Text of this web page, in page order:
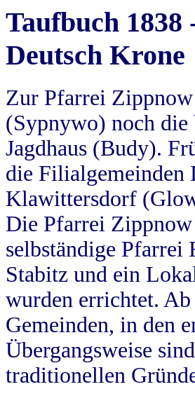
Taufbuch
Deutsch Krone
Zur Pfarrei
(Sypnywo) noch
Jagdhaus (Budy).
die Filialgemeinden
Klawittersdorf
Die Pfarrei Zippnow
selbständige
Stabitz und ein
wurden errichtet.
Gemeinden, in den
Übergangsweise
traditionellen